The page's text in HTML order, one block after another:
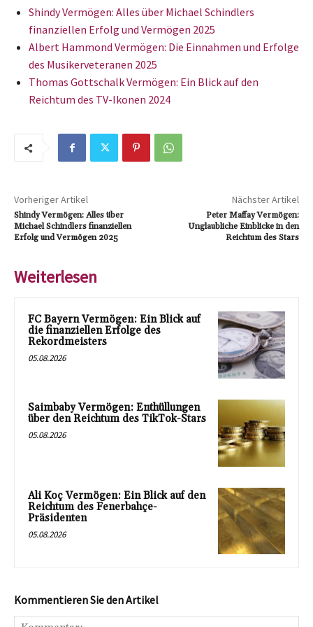
Shindy Vermögen: Alles über Michael Schindlers
finanziellen Erfolg und Vermögen 2025
Albert Hammond Vermögen: Die Einnahmen und Erfolge
des Musikerveteranen 2025
Thomas Gottschalk Vermögen: Ein Blick auf den
Reichtum des TV-Ikonen 2024
Vorheriger Artikel
Shindy Vermögen: Alles über
Michael Schindlers finanziellen
Erfolg und Vermögen 2025
Nächster Artikel
Peter Maffay Vermögen:
Unglaubliche Einblicke in den
Reichtum des Stars
Weiterlesen
FC Bayern Vermögen: Ein Blick auf
die finanziellen Erfolge des
Rekordmeisters
05.08.2026
Saimbaby Vermögen: Enthüllungen
über den Reichtum des TikTok-Stars
05.08.2026
Ali Koç Vermögen: Ein Blick auf den
Reichtum des Fenerbahçe-
Präsidenten
05.08.2026
Kommentieren Sie den Artikel